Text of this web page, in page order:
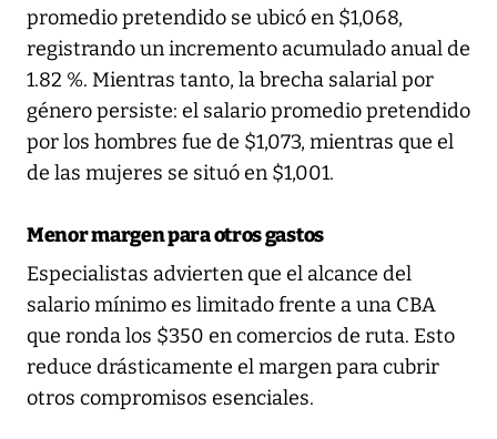
promedio pretendido se ubicó en $1,068,
registrando un incremento acumulado anual de
1.82 %. Mientras tanto, la brecha salarial por
género persiste: el salario promedio pretendido
por los hombres fue de $1,073, mientras que el
de las mujeres se situó en $1,001.
Menor margen para otros gastos
Especialistas advierten que el alcance del
salario mínimo es limitado frente a una CBA
que ronda los $350 en comercios de ruta. Esto
reduce drásticamente el margen para cubrir
otros compromisos esenciales.